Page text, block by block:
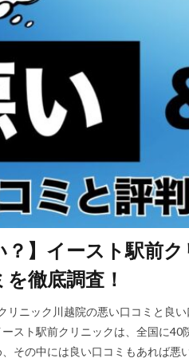
？】イースト駅前
徹底調査！
リニック川越院の悪い口コミと良
スト駅前クリニックは、全国に
その中には良い口コミもあれば